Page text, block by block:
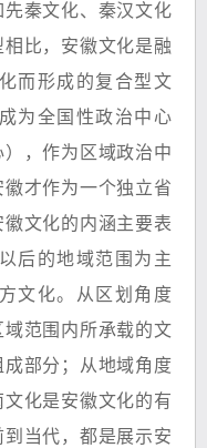
秦文化、秦汉文化
比，安徽文化是融
而形成的复合型文
为全国性政治中心
），作为区域政治中
才作为一个独立省
文化的内涵主要表
后的地域范围为主
文化。从区划角度
范围内所承载的文
部分；从地域角度
化是安徽文化的有
当代，都是展示安